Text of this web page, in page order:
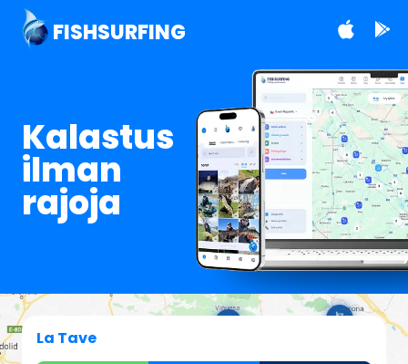
FISHSURFING
Kalastus
ilman
rajoja
La Tave